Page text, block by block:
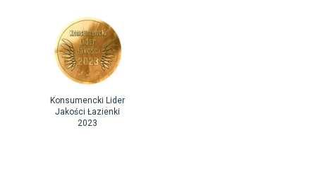
Konsumencki Lider
Jakości Łazienki
2023